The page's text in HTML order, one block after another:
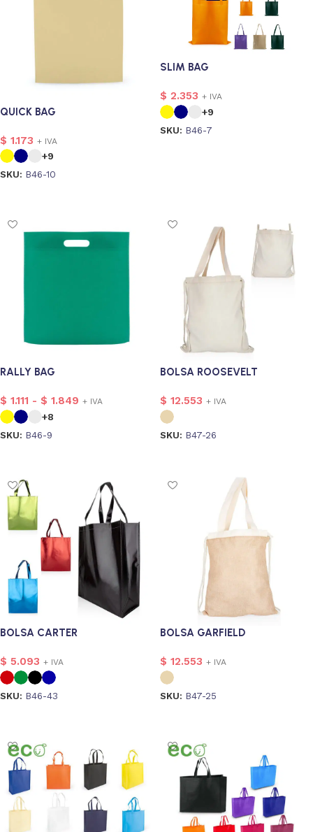
QUICK BAG
$ 1.173 + IVA
+9
SKU: B46-10
SLIM BAG
$ 2.353 + IVA
+9
SKU: B46-7
RALLY BAG
$ 1.111 - $ 1.849 + IVA
+8
SKU: B46-9
BOLSA ROOSEVELT
$ 12.553 + IVA
SKU: B47-26
BOLSA CARTER
$ 5.093 + IVA
SKU: B46-43
BOLSA GARFIELD
$ 12.553 + IVA
SKU: B47-25